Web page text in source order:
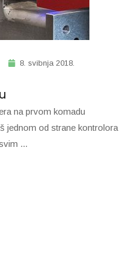
8. svibnja 2018.
na prvom komadu
jednom od strane kontrolora
...